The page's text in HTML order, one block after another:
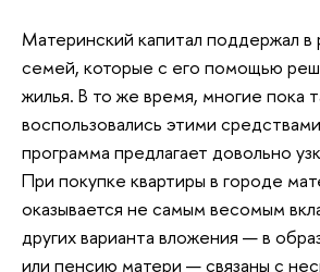
Материнский капитал поддержал в
семей, которые с его помощью
жилья. В то же время, многие пока
воспользовались этими
программа предлагает довольно
При покупке квартиры в городе
оказывается не самым весомым
других варианта вложения — в
или пенсию матери — связаны с